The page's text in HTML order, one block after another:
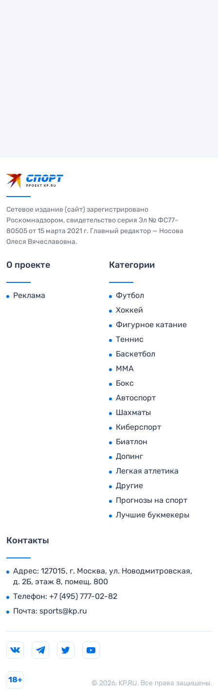
Сетевое издание (сайт) зарегистрировано
Роскомнадзором, свидетельство серия Эл № ФС77-
80505 от 15 марта 2021 г. Главный редактор — Носова
Олеся Вячеславовна.
О проекте
Реклама
Категории
Футбол
Хоккей
Фигурное катание
Теннис
Баскетбол
MMA
Бокс
Автоспорт
Шахматы
Киберспорт
Биатлон
Допинг
Легкая атлетика
Другие
Прогнозы на спорт
Лучшие букмекеры
Контакты
Адрес: 127015, г. Москва, ул. Новодмитровская,
д. 2Б, этаж 8, помещ. 800
Телефон: +7 (495) 777-02-82
Почта: sports@kp.ru
© 2026. KP.RU. Все права защищены.
18+